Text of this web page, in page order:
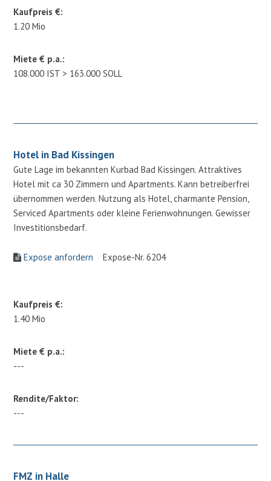
Kaufpreis €:
1.20 Mio
Miete € p.a.:
108.000 IST > 163.000 SOLL
Hotel in Bad Kissingen
Gute Lage im bekannten Kurbad Bad Kissingen. Attraktives
Hotel mit ca 30 Zimmern und Apartments. Kann betreiberfrei
übernommen werden. Nutzung als Hotel, charmante Pension,
Serviced Apartments oder kleine Ferienwohnungen. Gewisser
Investitionsbedarf.
Expose anfordern Expose-Nr. 6204
Kaufpreis €:
1.40 Mio
Miete € p.a.:
---
Rendite/Faktor:
---
FMZ in Halle